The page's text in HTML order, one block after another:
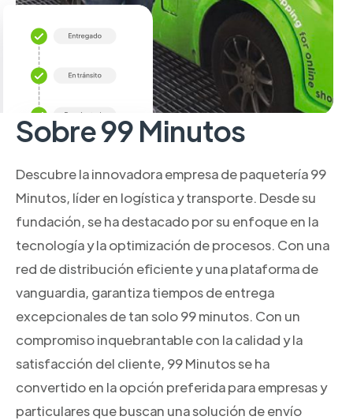
Sobre 99 Minutos
Descubre la innovadora empresa de paquetería 99
Minutos, líder en logística y transporte. Desde su
fundación, se ha destacado por su enfoque en la
tecnología y la optimización de procesos. Con una
red de distribución eficiente y una plataforma de
vanguardia, garantiza tiempos de entrega
excepcionales de tan solo 99 minutos. Con un
compromiso inquebrantable con la calidad y la
satisfacción del cliente, 99 Minutos se ha
convertido en la opción preferida para empresas y
particulares que buscan una solución de envío